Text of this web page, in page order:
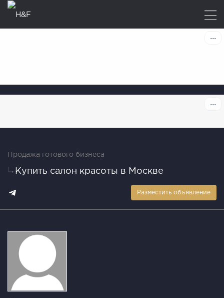
Продажа готового бизнеса
Купить салон красоты в Москве
Разместить объявление